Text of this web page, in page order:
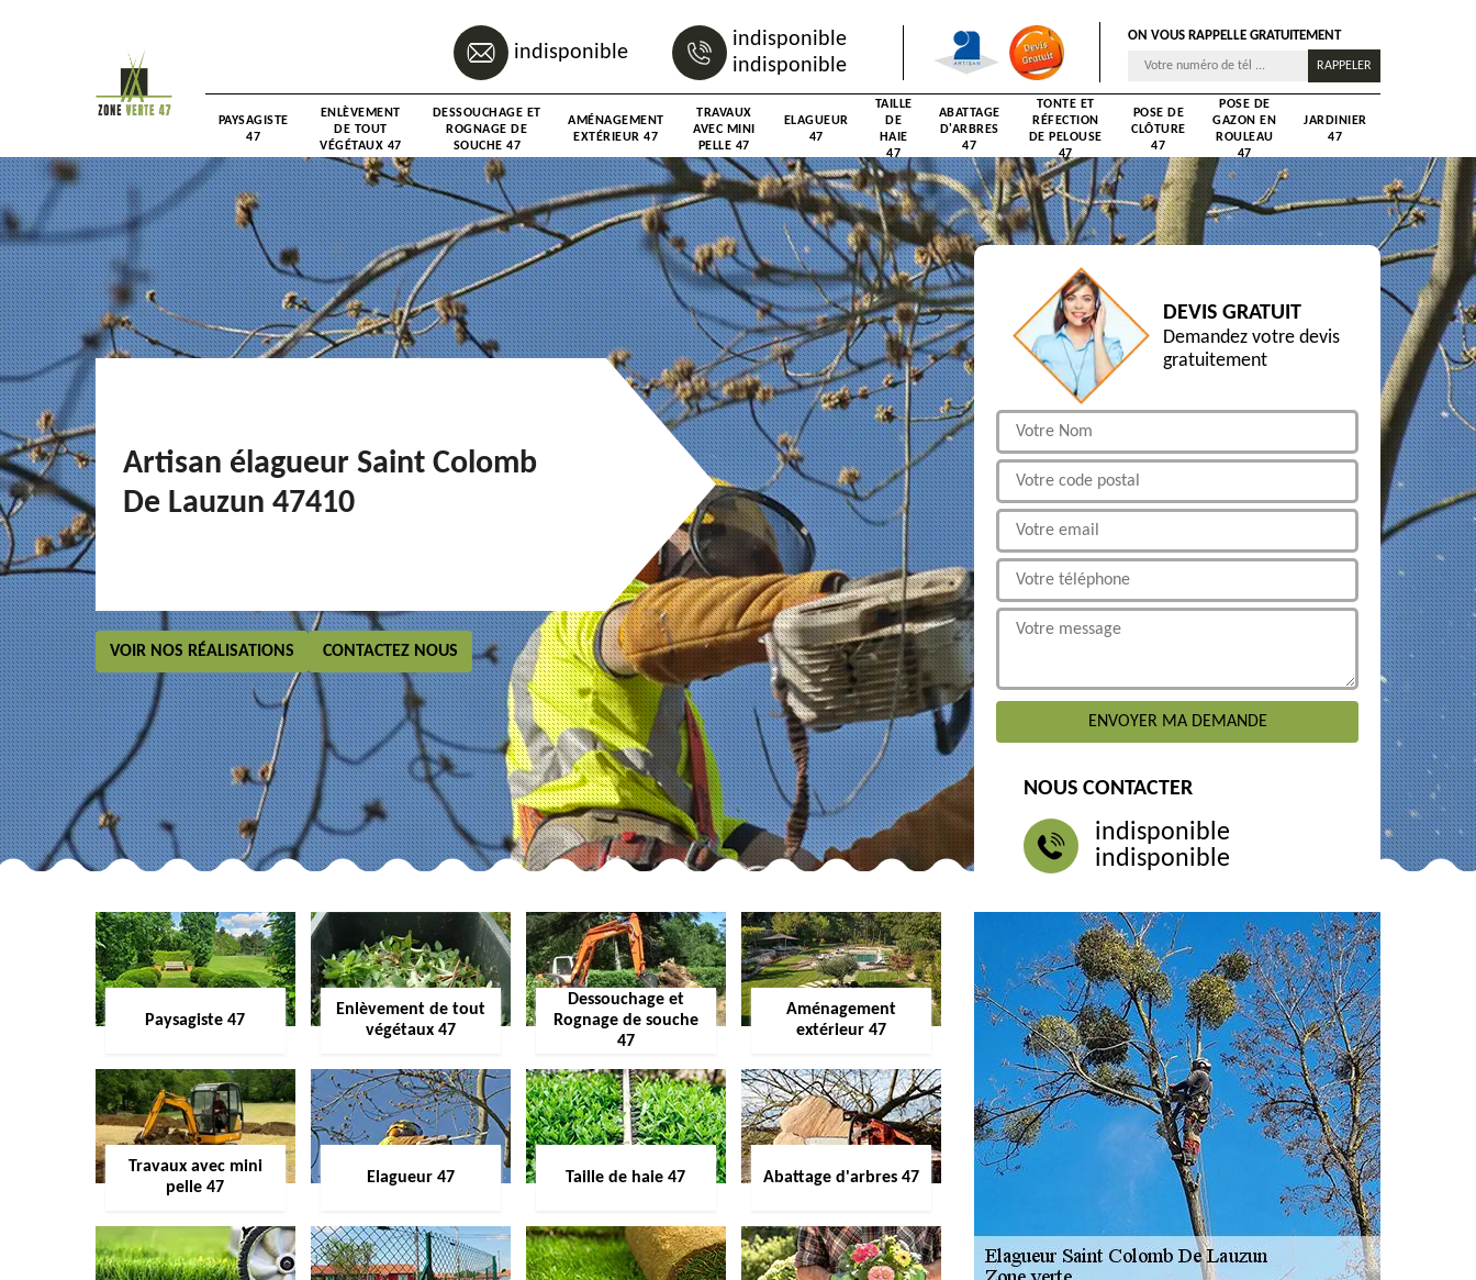
indisponible
indisponible
indisponible
ON VOUS RAPPELLE GRATUITEMENT
PAYSAGISTE
47
ENLÈVEMENT
DE TOUT
VÉGÉTAUX 47
DESSOUCHAGE ET
ROGNAGE DE
SOUCHE 47
AMÉNAGEMENT
EXTÉRIEUR 47
TRAVAUX
AVEC MINI
PELLE 47
ELAGUEUR
47
TAILLE
DE
HAIE
47
ABATTAGE
D'ARBRES
47
TONTE ET
RÉFECTION
DE PELOUSE
47
POSE DE
CLÔTURE
47
POSE DE
GAZON EN
ROULEAU
47
JARDINIER
47
Artisan élagueur Saint Colomb
De Lauzun 47410
VOIR NOS RÉALISATIONS CONTACTEZ NOUS
Paysagiste 47
Enlèvement de tout
végétaux 47
Dessouchage et
Rognage de souche
47
Aménagement
extérieur 47
Travaux avec mini
pelle 47
Elagueur 47 Taille de haie 47 Abattage d'arbres 47
DEVIS GRATUIT
Demandez votre devis
gratuitement
NOUS CONTACTER
indisponible
indisponible